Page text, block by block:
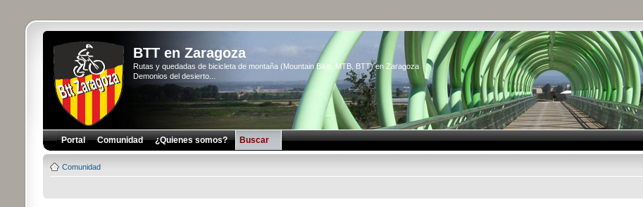
BTT en Zaragoza
Rutas y quedadas de bicicleta de montaña (Mountain Bike, MTB, BTT) en Zaragoza
Demonios del desierto...
Portal Comunidad ¿Quienes somos? Buscar
Comunidad